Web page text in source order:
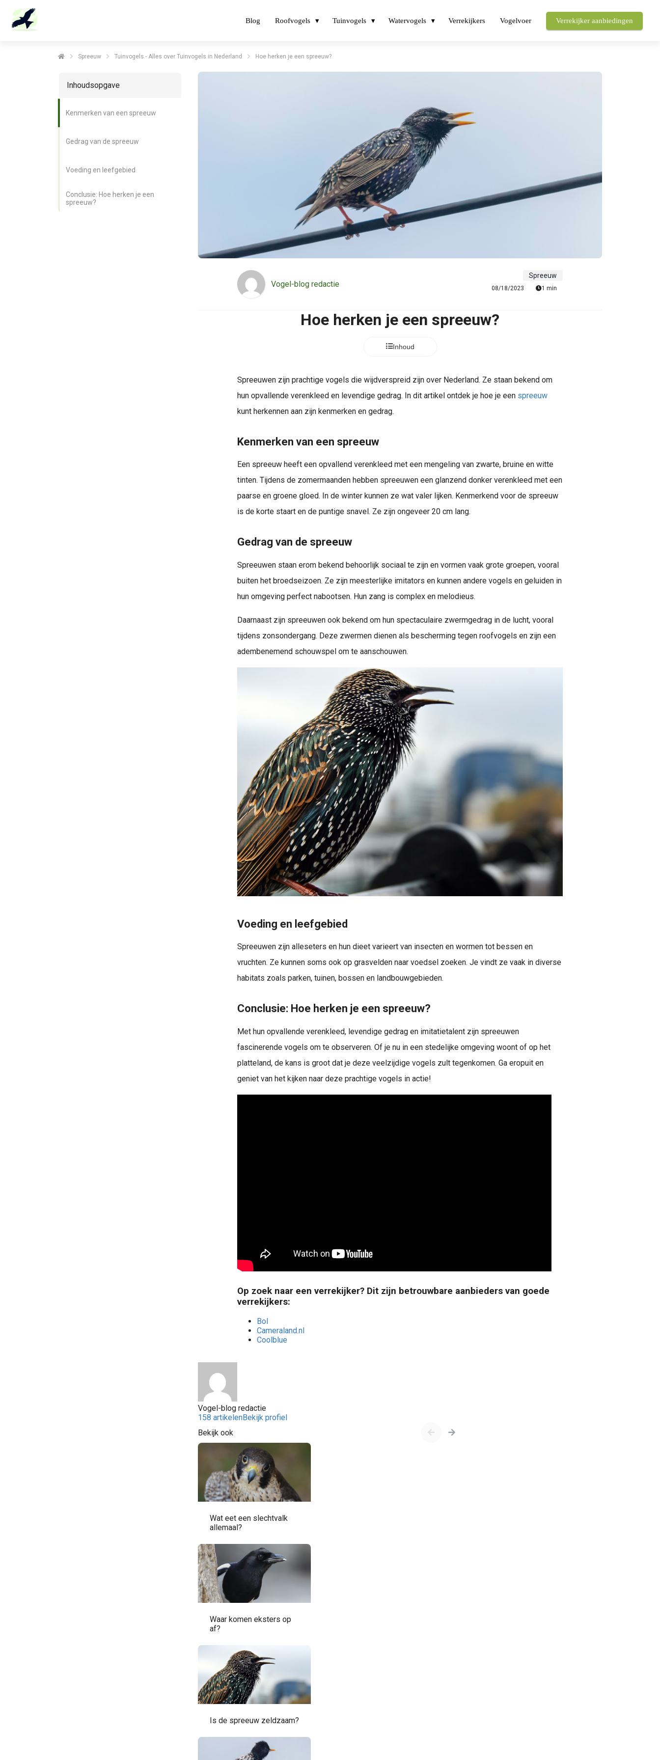
Blog Roofvogels Tuinvogels Watervogels Verrekijkers Vogelvoer Verrekijker aanbiedingen
Spreeuw Tuinvogels - Alles over Tuinvogels in Nederland Hoe herken je een spreeuw?
Inhoudsopgave
Kenmerken van een spreeuw
Gedrag van de spreeuw
Voeding en leefgebied
Conclusie: Hoe herken je een
spreeuw?
Vogel-blog redactie
Spreeuw
08/18/2023 1 min
Hoe herken je een spreeuw?
Inhoud
Spreeuwen zijn prachtige vogels die wijdverspreid zijn over Nederland. Ze staan bekend om
hun opvallende verenkleed en levendige gedrag. In dit artikel ontdek je hoe je een spreeuw
kunt herkennen aan zijn kenmerken en gedrag.
Kenmerken van een spreeuw
Een spreeuw heeft een opvallend verenkleed met een mengeling van zwarte, bruine en witte
tinten. Tijdens de zomermaanden hebben spreeuwen een glanzend donker verenkleed met een
paarse en groene gloed. In de winter kunnen ze wat valer lijken. Kenmerkend voor de spreeuw
is de korte staart en de puntige snavel. Ze zijn ongeveer 20 cm lang.
Gedrag van de spreeuw
Spreeuwen staan erom bekend behoorlijk sociaal te zijn en vormen vaak grote groepen, vooral
buiten het broedseizoen. Ze zijn meesterlijke imitators en kunnen andere vogels en geluiden in
hun omgeving perfect nabootsen. Hun zang is complex en melodieus.
Daarnaast zijn spreeuwen ook bekend om hun spectaculaire zwermgedrag in de lucht, vooral
tijdens zonsondergang. Deze zwermen dienen als bescherming tegen roofvogels en zijn een
adembenemend schouwspel om te aanschouwen.
Voeding en leefgebied
Spreeuwen zijn alleseters en hun dieet varieert van insecten en wormen tot bessen en
vruchten. Ze kunnen soms ook op grasvelden naar voedsel zoeken. Je vindt ze vaak in diverse
habitats zoals parken, tuinen, bossen en landbouwgebieden.
Conclusie: Hoe herken je een spreeuw?
Met hun opvallende verenkleed, levendige gedrag en imitatietalent zijn spreeuwen
fascinerende vogels om te observeren. Of je nu in een stedelijke omgeving woont of op het
platteland, de kans is groot dat je deze veelzijdige vogels zult tegenkomen. Ga eropuit en
geniet van het kijken naar deze prachtige vogels in actie!
Op zoek naar een verrekijker? Dit zijn betrouwbare aanbieders van goede
verrekijkers:
Bol
Cameraland.nl
Coolblue
Vogel-blog redactie
158 artikelenBekijk profiel
Bekijk ook
Wat eet een slechtvalk
allemaal?
Waar komen eksters op
af?
Is de spreeuw zeldzaam?